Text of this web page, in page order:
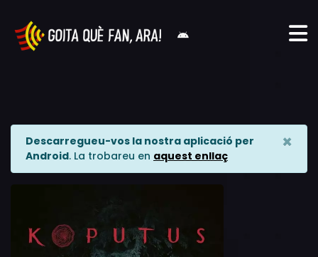
Descarregueu-vos la nostra aplicació per
Android. La trobareu en aquest enllaç
×